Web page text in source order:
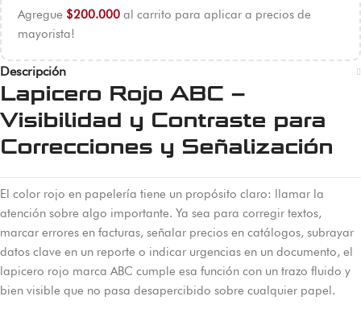
Agregue $200.000 al carrito para aplicar a precios de
mayorista!
Descripción
Lapicero Rojo ABC –
Visibilidad y Contraste para
Correcciones y Señalización
El color rojo en papelería tiene un propósito claro: llamar la
atención sobre algo importante. Ya sea para corregir textos,
marcar errores en facturas, señalar precios en catálogos, subrayar
datos clave en un reporte o indicar urgencias en un documento, el
lapicero rojo marca ABC cumple esa función con un trazo fluido y
bien visible que no pasa desapercibido sobre cualquier papel.